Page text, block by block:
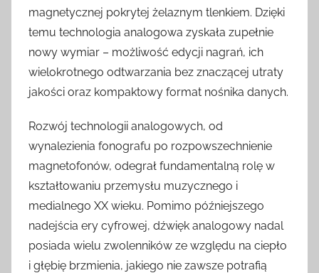
magnetycznej pokrytej żelaznym tlenkiem. Dzięki
temu technologia analogowa zyskała zupełnie
nowy wymiar – możliwość edycji nagrań, ich
wielokrotnego odtwarzania bez znaczącej utraty
jakości oraz kompaktowy format nośnika danych.
Rozwój technologii analogowych, od
wynalezienia fonografu po rozpowszechnienie
magnetofonów, odegrał fundamentalną rolę w
kształtowaniu przemysłu muzycznego i
medialnego XX wieku. Pomimo późniejszego
nadejścia ery cyfrowej, dźwięk analogowy nadal
posiada wielu zwolenników ze względu na ciepło
i głębię brzmienia, jakiego nie zawsze potrafią